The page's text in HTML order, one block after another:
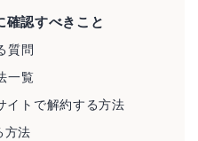
確認すべきこと
質問
一覧
イトで解約する方法
方法